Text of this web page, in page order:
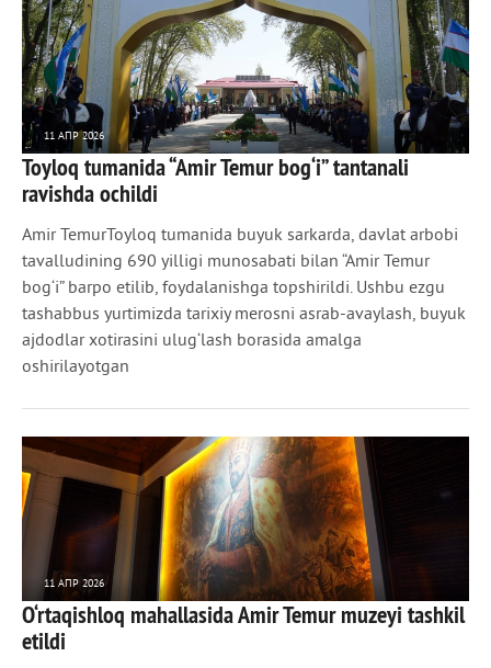
11 АПР 2026
290 0
Toyloq tumanida “Amir Temur bog‘i” tantanali
ravishda ochildi
Amir TemurToyloq tumanida buyuk sarkarda, davlat arbobi
tavalludining 690 yilligi munosabati bilan “Amir Temur
bog‘i” barpo etilib, foydalanishga topshirildi. Ushbu ezgu
tashabbus yurtimizda tarixiy merosni asrab-avaylash, buyuk
ajdodlar xotirasini ulug‘lash borasida amalga
oshirilayotgan
11 АПР 2026
318 0
O‘rtaqishloq mahallasida Amir Temur muzeyi tashkil
etildi